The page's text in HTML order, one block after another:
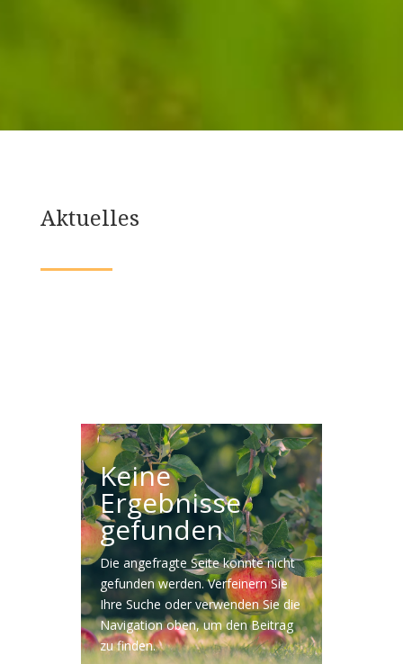
Aktuelles
Keine
Ergebnisse
gefunden
Die angefragte Seite konnte nicht
gefunden werden. Verfeinern Sie
Ihre Suche oder verwenden Sie die
Navigation oben, um den Beitrag
zu finden.